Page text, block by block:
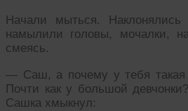
Начали мыться.
намылили головы, мочалки,
смеясь.
— Саш, а почему у тебя такая
Почти как у большой
Сашка хмыкнул: